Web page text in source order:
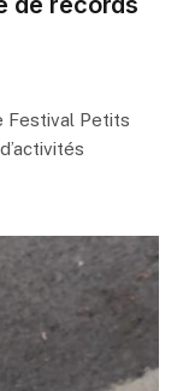
Festival Petits